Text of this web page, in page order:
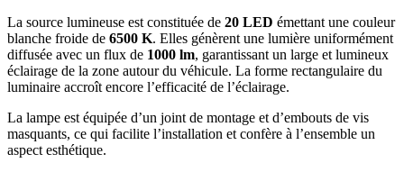
La source lumineuse est constituée de 20 LED émettant une couleur
blanche froide de 6500 K. Elles génèrent une lumière uniformément
diffusée avec un flux de 1000 lm, garantissant un large et lumineux
éclairage de la zone autour du véhicule. La forme rectangulaire du
luminaire accroît encore l’efficacité de l’éclairage.
La lampe est équipée d’un joint de montage et d’embouts de vis
masquants, ce qui facilite l’installation et confère à l’ensemble un
aspect esthétique.